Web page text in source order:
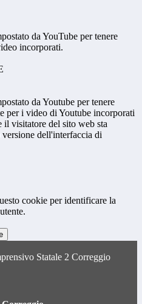
da YouTube per tenere
incorporati.
da Youtube per tenere
per i video di Youtube incorporati
il visitatore del sito web sta
dell'interfaccia di
cookie per identificare la
Statale 2 Correggio